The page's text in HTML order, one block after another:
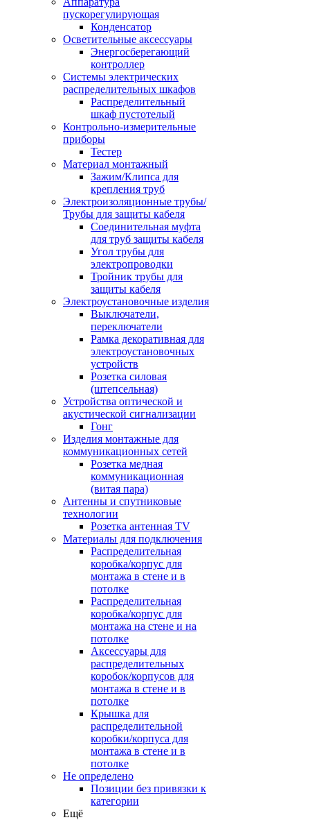
пускорегулирующая
Конденсатор
Осветительные аксессуары
Энергосберегающий
контроллер
Системы электрических
распределительных шкафов
Распределительный
шкаф пустотелый
Контрольно-измерительные
приборы
Тестер
Материал монтажный
Зажим/Клипса для
крепления труб
Электроизоляционные трубы/
Трубы для защиты кабеля
Соединительная муфта
для труб защиты кабеля
Угол трубы для
электропроводки
Тройник трубы для
защиты кабеля
Электроустановочные изделия
Выключатели,
переключатели
Рамка декоративная для
электроустановочных
устройств
Розетка силовая
(штепсельная)
Устройства оптической и
акустической сигнализации
Гонг
Изделия монтажные для
коммуникационных сетей
Розетка медная
коммуникационная
(витая пара)
Антенны и спутниковые
технологии
Розетка антенная TV
Материалы для подключения
Распределительная
коробка/корпус для
монтажа в стене и в
потолке
Распределительная
коробка/корпус для
монтажа на стене и на
потолке
Аксессуары для
распределительных
коробок/корпусов для
монтажа в стене и в
потолке
Крышка для
распределительной
коробки/корпуса для
монтажа в стене и в
потолке
Не определено
Позиции без привязки к
категории
Ещё